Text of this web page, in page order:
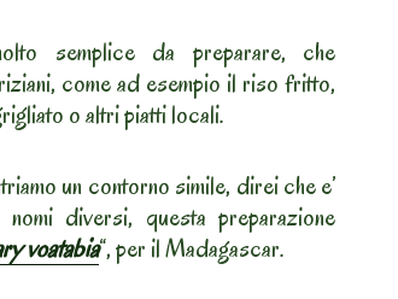
semplice da preparare, che
come ad esempio il riso fritto,
o altri piatti locali.
un contorno simile, direi che e’
diversi, questa preparazione
voatabia“, per il Madagascar.